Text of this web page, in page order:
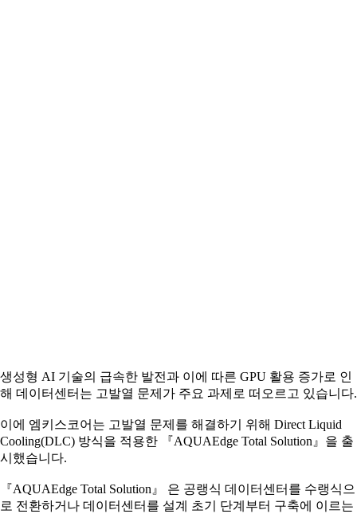
생성형 AI 기술의 급속한 발전과 이에 따른 GPU 활용 증가로 인
해 데이터센터는 고발열 문제가 주요 과제로 떠오르고 있습니다.
이에 엠키스코어는 고발열 문제를 해결하기 위해 Direct Liquid
Cooling(DLC) 방식을 적용한 『AQUAEdge Total Solution』을 출
시했습니다.
『AQUAEdge Total Solution』 은 공랭식 데이터센터를 수랭식으
로 전환하거나 데이터센터를 설계 초기 단계부터 구축에 이르는